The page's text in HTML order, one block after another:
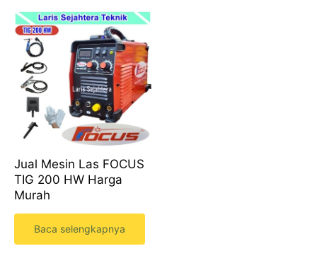
Jual Mesin Las FOCUS
TIG 200 HW Harga
Murah
Baca selengkapnya